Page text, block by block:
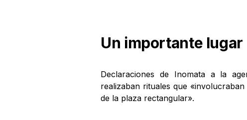
Un importante lugar
Declaraciones de Inomata a la
realizaban rituales que
de la plaza rectangular».